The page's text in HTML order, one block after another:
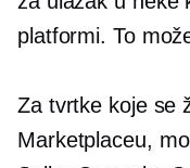
platformi. To
Za tvrtke koje se
Marketplaceu,